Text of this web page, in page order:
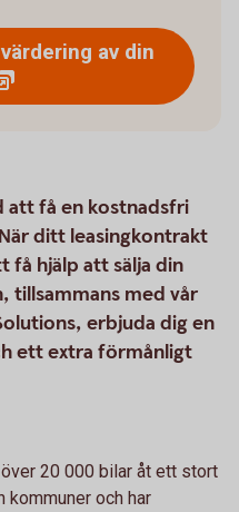
av din
att få en kostnadsfri
ditt leasingkontrakt
få hjälp att sälja din
tillsammans med vår
erbjuda dig en
ett extra förmånligt
20 000 bilar åt ett stort
kommuner och har